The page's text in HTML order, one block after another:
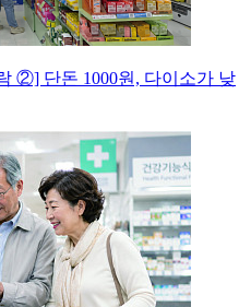
②] 단돈 1000원, 다이소가 낮